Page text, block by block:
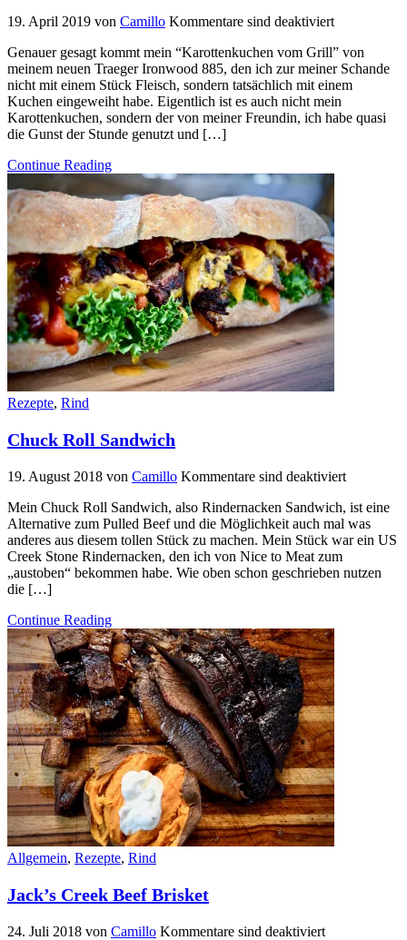
19. April 2019 von Camillo Kommentare sind deaktiviert
Genauer gesagt kommt mein “Karottenkuchen vom Grill” von
meinem neuen Traeger Ironwood 885, den ich zur meiner Schande
nicht mit einem Stück Fleisch, sondern tatsächlich mit einem
Kuchen eingeweiht habe. Eigentlich ist es auch nicht mein
Karottenkuchen, sondern der von meiner Freundin, ich habe quasi
die Gunst der Stunde genutzt und […]
Continue Reading
Rezepte, Rind
Chuck Roll Sandwich
19. August 2018 von Camillo Kommentare sind deaktiviert
Mein Chuck Roll Sandwich, also Rindernacken Sandwich, ist eine
Alternative zum Pulled Beef und die Möglichkeit auch mal was
anderes aus diesem tollen Stück zu machen. Mein Stück war ein US
Creek Stone Rindernacken, den ich von Nice to Meat zum
„austoben“ bekommen habe. Wie oben schon geschrieben nutzen
die […]
Continue Reading
Allgemein, Rezepte, Rind
Jack’s Creek Beef Brisket
24. Juli 2018 von Camillo Kommentare sind deaktiviert